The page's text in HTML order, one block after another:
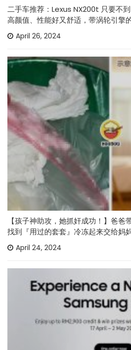
二手车推荐：Lexus NX200t 只要不到
高颜值、性能好又舒适，带涡轮引擎
April 26, 2024
【孩子神助攻，她抓奸成功！】爸
找到『用过的套套』冷冻起来交给妈
April 24, 2024